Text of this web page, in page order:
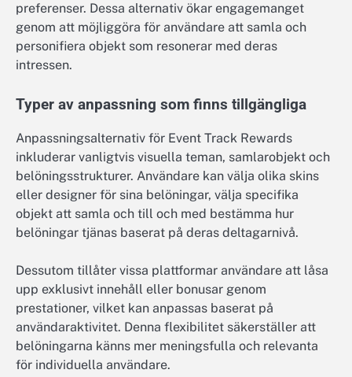
preferenser. Dessa alternativ ökar engagemanget
genom att möjliggöra för användare att samla och
personifiera objekt som resonerar med deras
intressen.
Typer av anpassning som finns tillgängliga
Anpassningsalternativ för Event Track Rewards
inkluderar vanligtvis visuella teman, samlarobjekt och
belöningsstrukturer. Användare kan välja olika skins
eller designer för sina belöningar, välja specifika
objekt att samla och till och med bestämma hur
belöningar tjänas baserat på deras deltagarnivå.
Dessutom tillåter vissa plattformar användare att låsa
upp exklusivt innehåll eller bonusar genom
prestationer, vilket kan anpassas baserat på
användaraktivitet. Denna flexibilitet säkerställer att
belöningarna känns mer meningsfulla och relevanta
för individuella användare.